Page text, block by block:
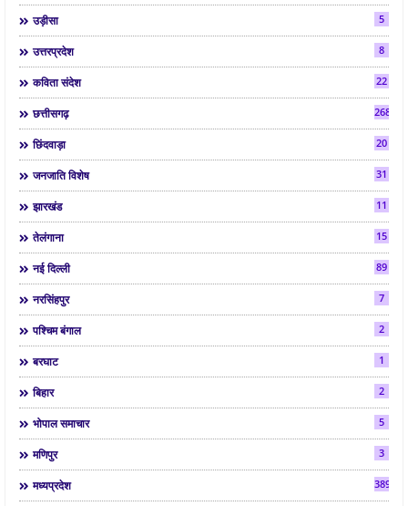
उड़ीसा 5
उत्तरप्रदेश 8
कविता संदेश 22
छत्तीसगढ़ 268
छिंदवाड़ा 20
जनजाति विशेष 31
झारखंड 11
तेलंगाना 15
नई दिल्ली 89
नरसिंहपुर 7
पश्चिम बंगाल 2
बरघाट 1
बिहार 2
भोपाल समाचार 5
मणिपुर 3
मध्यप्रदेश 3892